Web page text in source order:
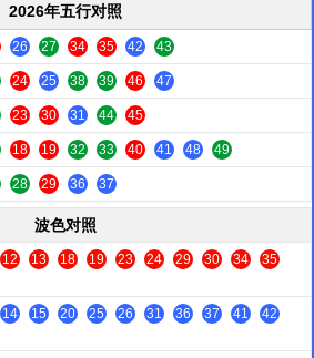
2026年五行对照
26 27 34 35 42 43
24 25 38 39 46 47
23 30 31 44 45
18 19 32 33 40 41 48 49
28 29 36 37
波色对照
12 13 18 19 23 24 29 30 34
35
14 15 20 25 26 31 36 37 41
42